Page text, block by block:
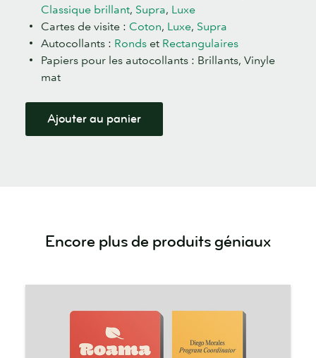
Classique brillant, Supra, Luxe
Cartes de visite : Coton, Luxe, Supra
Autocollants : Ronds et Rectangulaires
Papiers pour les autocollants : Brillants, Vinyle
mat
Ajouter au panier
Encore plus de produits géniaux